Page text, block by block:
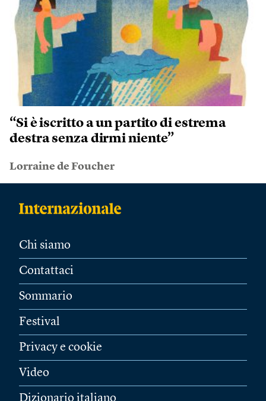
“Si è iscritto a un partito di estrema
destra senza dirmi niente”
Lorraine de Foucher
Chi siamo
Contattaci
Sommario
Festival
Privacy e cookie
Video
Dizionario italiano